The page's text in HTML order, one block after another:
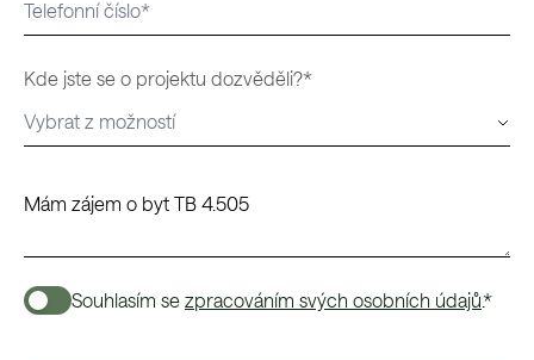
Kde jste se o projektu dozvěděli?*
Souhlasím se zpracováním svých osobních údajů.*